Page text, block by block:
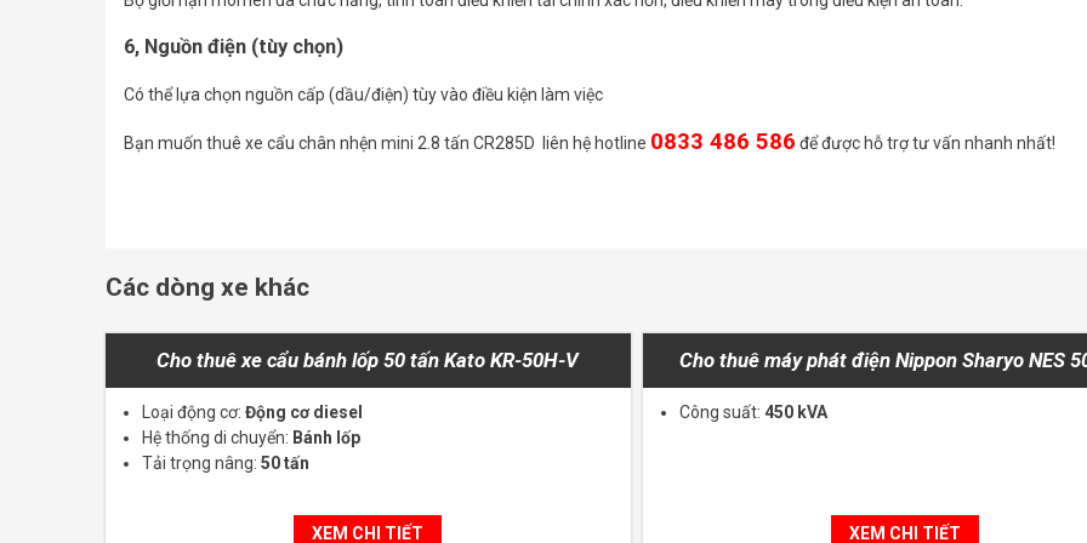
6, Nguồn điện (tùy chọn)
Có thể lựa chọn nguồn cấp (dầu/điện) tùy vào điều kiện làm việc
Bạn muốn thuê xe cẩu chân nhện mini 2.8 tấn CR285D liên hệ hotline 0833 486 586 để được hỗ trợ tư vấn nhanh nhất!
Các dòng xe khác
Cho thuê xe cẩu bánh lốp 50 tấn Kato KR-50H-V
Loại động cơ: Động cơ diesel
Hệ thống di chuyển: Bánh lốp
Tải trọng nâng: 50 tấn
XEM CHI TIẾT
Cho thuê máy phát điện Nippon Sharyo NES
Công suất: 450 kVA
XEM CHI TIẾT